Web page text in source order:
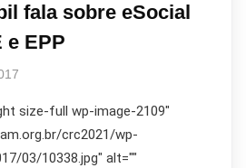
fala sobre eSocial
e EPP
size-full wp-image-2109"
crc2021/wp-
03/10338.jpg" alt=""